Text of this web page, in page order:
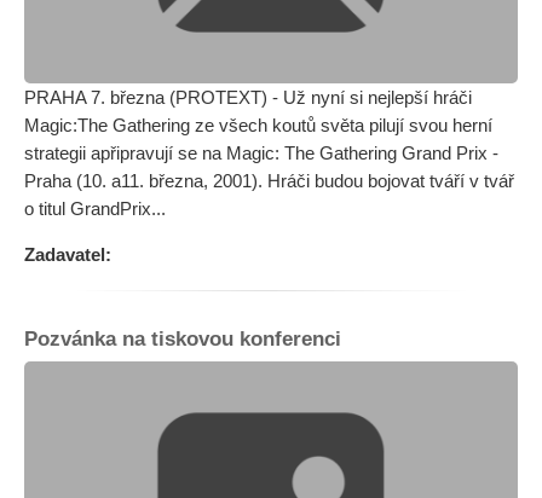
PRAHA 7. března (PROTEXT) - Už nyní si nejlepší hráči
Magic:The Gathering ze všech koutů světa pilují svou herní
strategii apřipravují se na Magic: The Gathering Grand Prix -
Praha (10. a11. března, 2001). Hráči budou bojovat tváří v tvář
o titul GrandPrix...
Zadavatel:
Pozvánka na tiskovou konferenci